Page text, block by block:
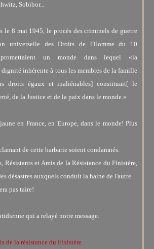
Sobibor...
le 8 mai 1945, le procès des criminels de guerre
universelle des Droits de l'Homme du 10
un monde dans lequel «la
dignité inhérente à tous les membres de la famille
droits égaux et inaliénables] constituait[ le
de la Justice et de la paix dans le monde.»
en France, en Europe, dans le monde! Plus
de cette barbarie soient condamnés.
Résistants et Amis de la Résistance du Finistère,
désastres auxquels conduit la haine de l'autre.
pas taire!
qui a relayé notre message.
de la résistance du Finistère